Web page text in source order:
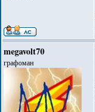
megavolt70
графоман